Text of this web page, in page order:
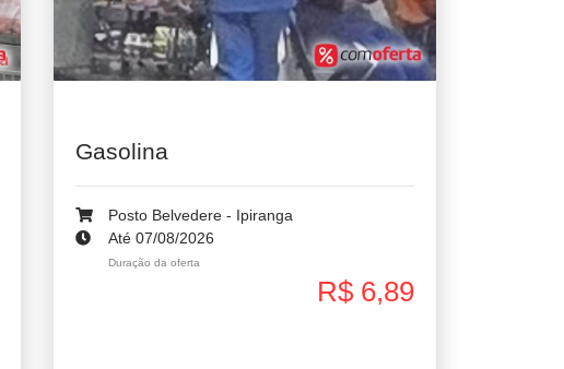
Gasolina
Posto Belvedere - Ipiranga
Até 07/08/2026
Duração da oferta
R$ 6,89